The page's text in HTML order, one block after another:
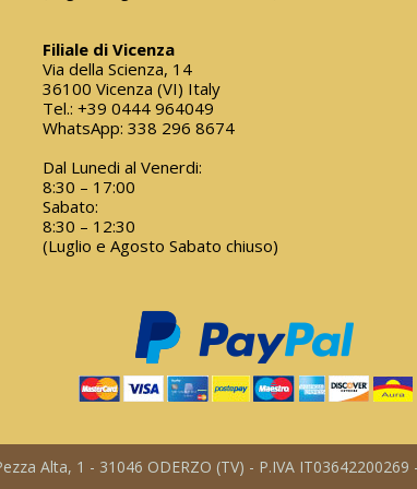
Filiale di Vicenza
Via della Scienza, 14
36100 Vicenza (VI) Italy
Tel.: +39 0444 964049
WhatsApp: 338 296 8674
Dal Lunedi al Venerdi:
8:30 – 17:00
Sabato:
8:30 – 12:30
(Luglio e Agosto Sabato chiuso)
Alta, 1 - 31046 ODERZO (TV) - P.IVA